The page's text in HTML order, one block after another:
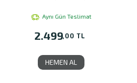
Aynı Gün Teslimat
2.499,00 TL
HEMEN AL